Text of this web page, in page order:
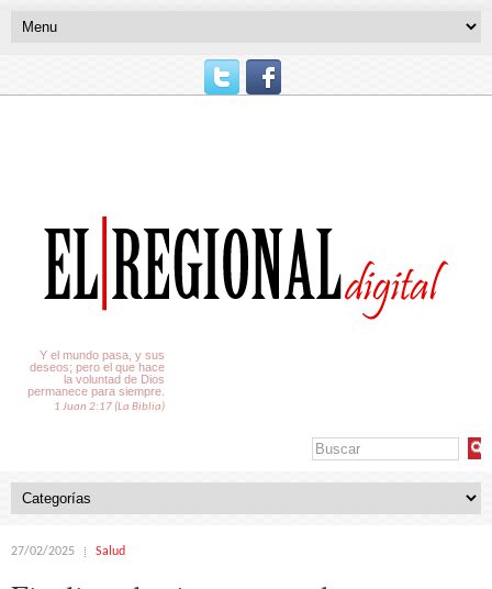
Y el mundo pasa, y sus
deseos; pero el que hace
la voluntad de Dios
permanece para siempre.
1 Juan 2:17 (La Biblia)
27/02/2025 Salud